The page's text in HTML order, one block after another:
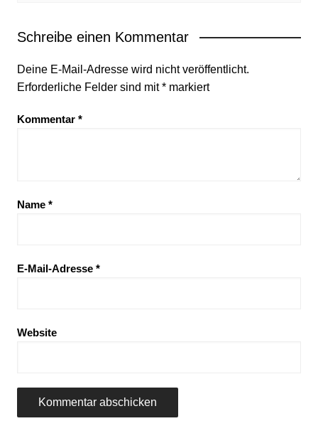
Schreibe einen Kommentar
Deine E-Mail-Adresse wird nicht veröffentlicht.
Erforderliche Felder sind mit*markiert
Kommentar *
Name *
E-Mail-Adresse *
Website